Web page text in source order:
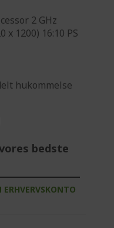
2 GHz
x 1200) 16:10 PS
hukommelse
bedste
ERHVERVSKONTO